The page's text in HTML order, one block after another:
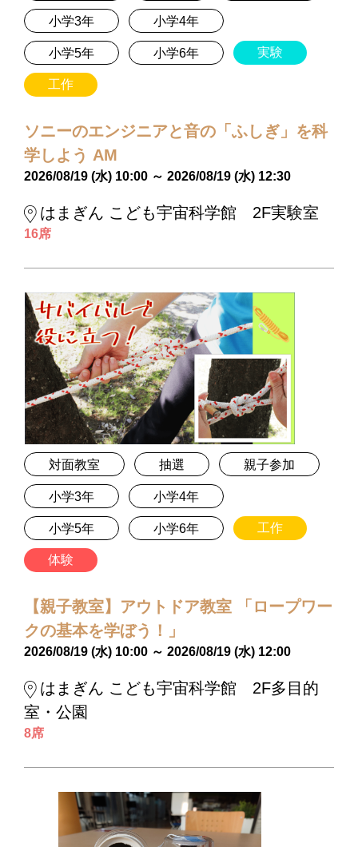
小学3年 小学4年
小学5年 小学6年 実験
工作
ソニーのエンジニアと音の「ふしぎ」を科
学しよう AM
2026/08/19 (水) 10:00 ～ 2026/08/19 (水) 12:30
はまぎん こども宇宙科学館 2F実験室
16席
対面教室 抽選 親子参加
小学3年 小学4年
小学5年 小学6年 工作
体験
【親子教室】アウトドア教室 「ロープワー
クの基本を学ぼう！」
2026/08/19 (水) 10:00 ～ 2026/08/19 (水) 12:00
はまぎん こども宇宙科学館 2F多目的
室・公園
8席